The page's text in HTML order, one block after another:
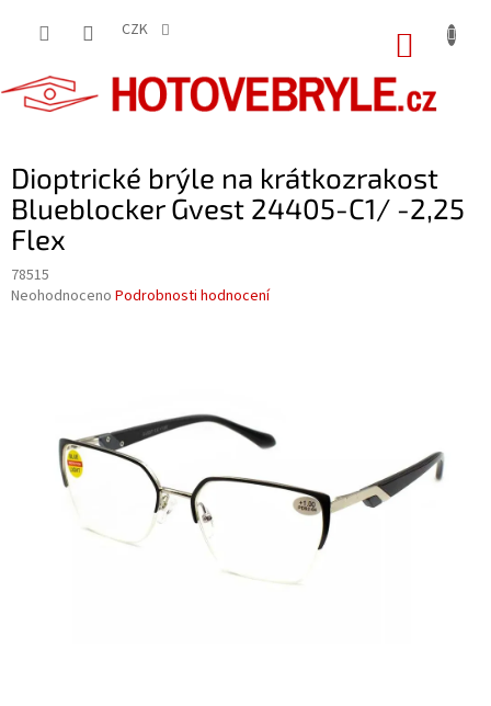
CZK
Dioptrické brýle na krátkozrakost
Blueblocker Gvest 24405-C1/ -2,25
Flex
78515
Průměrné
hvězdiček.
Neohodnoceno Podrobnosti hodnocení